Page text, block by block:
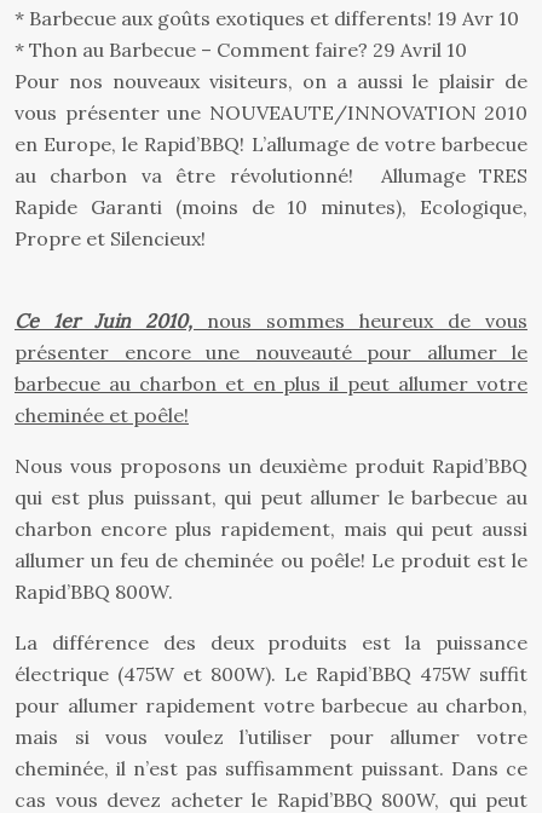
* Barbecue aux goûts exotiques et differents! 19 Avr 10
* Thon au Barbecue – Comment faire? 29 Avril 10
Pour nos nouveaux visiteurs, on a aussi le plaisir de
vous présenter une NOUVEAUTE/INNOVATION 2010
en Europe, le Rapid’BBQ! L’allumage de votre barbecue
au charbon va être révolutionné! Allumage TRES
Rapide Garanti (moins de 10 minutes), Ecologique,
Propre et Silencieux!
Ce 1er Juin 2010, nous sommes heureux de vous
présenter encore une nouveauté pour allumer le
barbecue au charbon et en plus il peut allumer votre
cheminée et poêle!
Nous vous proposons un deuxième produit Rapid’BBQ
qui est plus puissant, qui peut allumer le barbecue au
charbon encore plus rapidement, mais qui peut aussi
allumer un feu de cheminée ou poêle! Le produit est le
Rapid’BBQ 800W.
La différence des deux produits est la puissance
électrique (475W et 800W). Le Rapid’BBQ 475W suffit
pour allumer rapidement votre barbecue au charbon,
mais si vous voulez l’utiliser pour allumer votre
cheminée, il n’est pas suffisamment puissant. Dans ce
cas vous devez acheter le Rapid’BBQ 800W, qui peut